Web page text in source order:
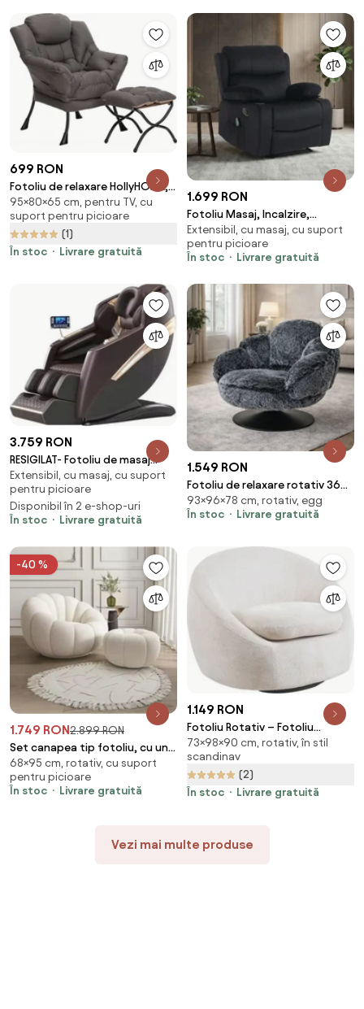
Suport picioare extensibil, Piele
PU Premium, Negru/Portocaliu
699 RON
Fotoliu de relaxare HollyHOME,
cu taburet pliabil, stofă, Gri
închis
95×80×65 cm, pentru TV, cu
suport pentru picioare
(1)
În stoc
Livrare gratuită
1.699 RON
Fotoliu Masaj, Incalzire,
rabatabil, sezut cu arcuri
metalice, suport picioare
extensibil, catifea, Negru
Extensibil, cu masaj, cu suport
pentru picioare
În stoc
Livrare gratuită
3.759 RON
RESIGILAT- Fotoliu de masaj
QUITUS, cu Incalzire, Bluetooth,
Display, Ecran tactil, Zero
Gravity, 2 Boxe, Moduri
Automate, Suport Picioare
Premium, Maro
Extensibil, cu masaj, cu suport
pentru picioare
Disponibil în 2 e-shop-uri
În stoc
Livrare gratuită
1.549 RON
Fotoliu de relaxare rotativ 360°
tip Lounge, tapițerie Mink
Cashmere, bază metalică
93×96×78 cm, rotativ, egg
În stoc
Livrare gratuită
-40 %
1.749 RON2.899 RON
Set canapea tip fotoliu, cu un
singur loc, taburet inclus,
material tip boucle, rotativ, Alb
68×95 cm, rotativ, cu suport
pentru picioare
În stoc
Livrare gratuită
1.149 RON
Fotoliu Rotativ – Fotoliu
Modern și Confortabil pentru
Living, Material Textil, stofă
Aragon, Alb
73×98×90 cm, rotativ, în stil
scandinav
(2)
În stoc
Livrare gratuită
Vezi mai multe produse